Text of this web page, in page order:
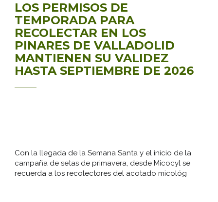
LOS PERMISOS DE
TEMPORADA PARA
RECOLECTAR EN LOS
PINARES DE VALLADOLID
MANTIENEN SU VALIDEZ
HASTA SEPTIEMBRE DE 2026
Con la llegada de la Semana Santa y el inicio de la
campaña de setas de primavera, desde Micocyl se
recuerda a los recolectores del acotado micológ